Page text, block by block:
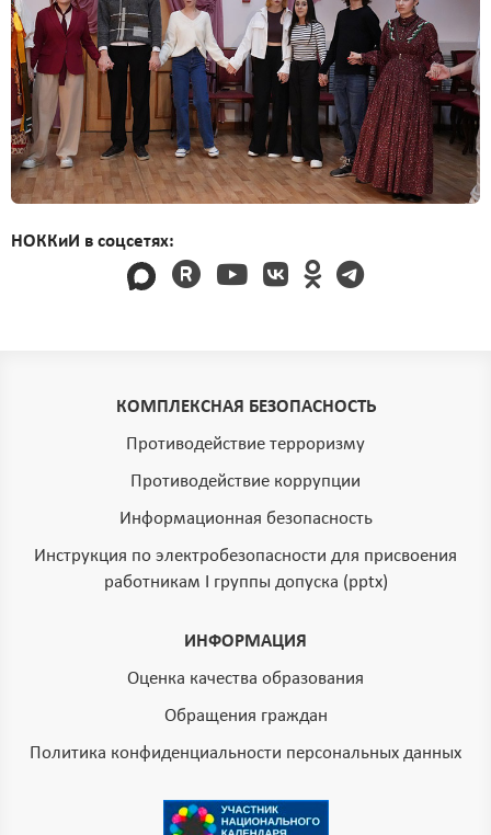
НОККиИ в соцсетях:
КОМПЛЕКСНАЯ БЕЗОПАСНОСТЬ
Противодействие терроризму
Противодействие коррупции
Информационная безопасность
Инструкция по электробезопасности для присвоения
работникам I группы допуска (pptx)
ИНФОРМАЦИЯ
Оценка качества образования
Обращения граждан
Политика конфиденциальности персональных данных